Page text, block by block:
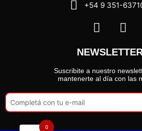
+54 9 351-
Suscribite a nuestro
mantenerte al día con las
0